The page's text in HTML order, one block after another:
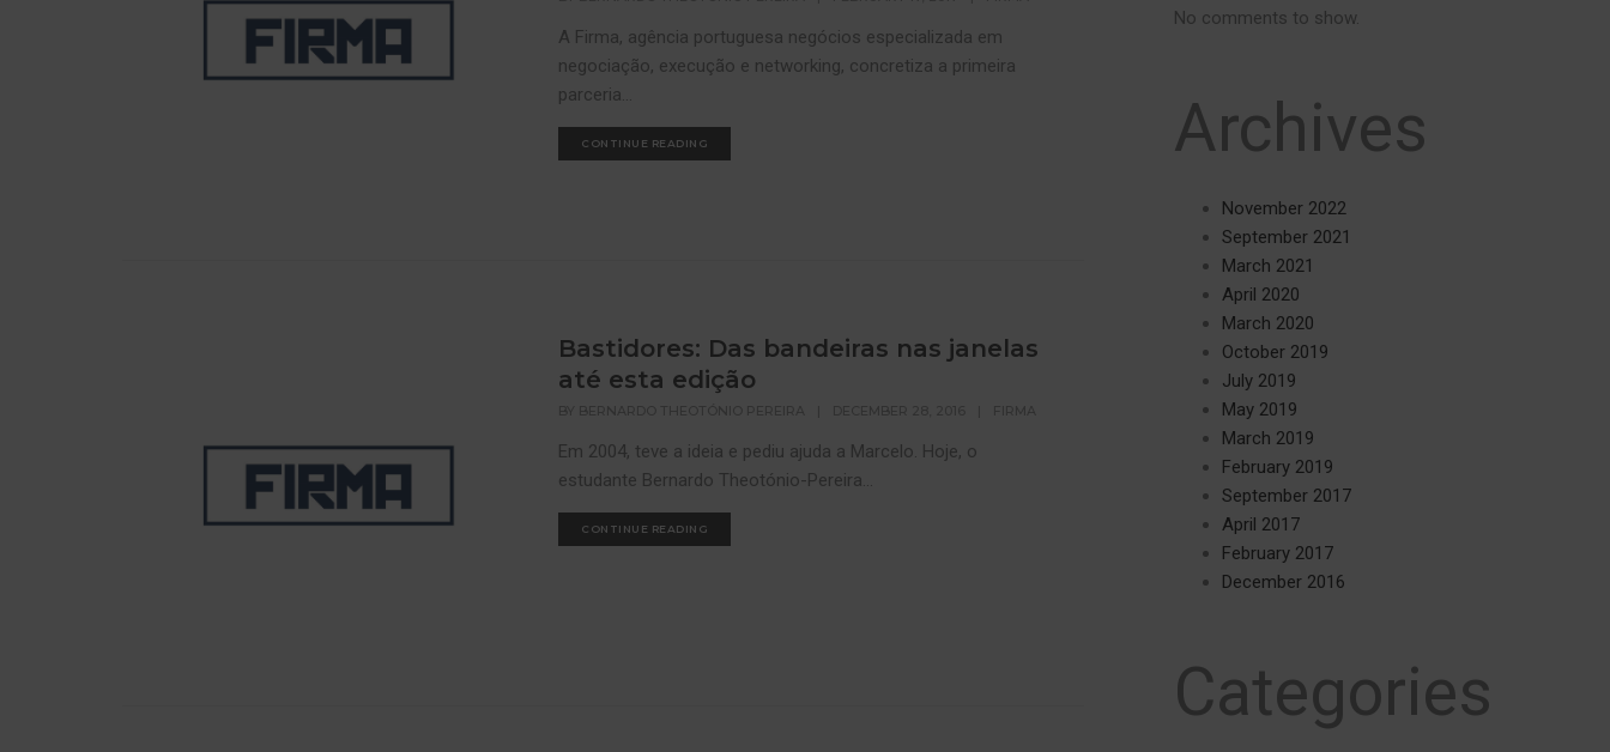
A Firma, agência portuguesa negócios especializada em
negociação, execução e networking, concretiza a primeira
parceria...
CONTINUE READING
Bastidores: Das bandeiras nas janelas
até esta edição
Em 2004, teve a ideia e pediu ajuda a Marcelo. Hoje, o
estudante Bernardo Theotónio-Pereira...
CONTINUE READING
No comments to show.
Archives
November 2022
September 2021
March 2021
April 2020
March 2020
October 2019
July 2019
May 2019
March 2019
February 2019
September 2017
April 2017
February 2017
December 2016
Categories